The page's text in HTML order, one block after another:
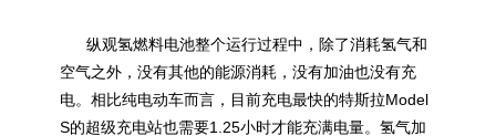
纵观氢燃料电池整个运行过程中，除了消耗氢气和
空气之外，没有其他的能源消耗，没有加油也没有充
电。相比纯电动车而言，目前充电最快的特斯拉Model
S的超级充电站也需要1.25小时才能充满电量。氢气加